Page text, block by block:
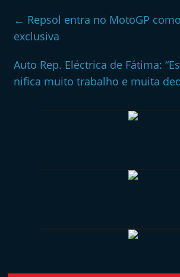
← Repsol entra no MotoGP
exclusiva
Auto Rep. Eléctrica de Fátima:
nifica muito trabalho e muita